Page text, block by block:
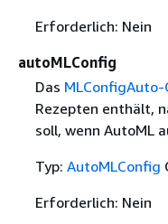
Erforderlich: Nein
autoMLConfig
Das
Rezepten enthält,
soll, wenn AutoML
Typ: AutoMLConfig
Erforderlich: Nein